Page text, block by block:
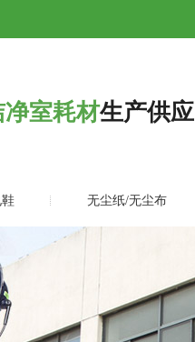
室耗材生产供应
鞋 无尘纸/无尘布